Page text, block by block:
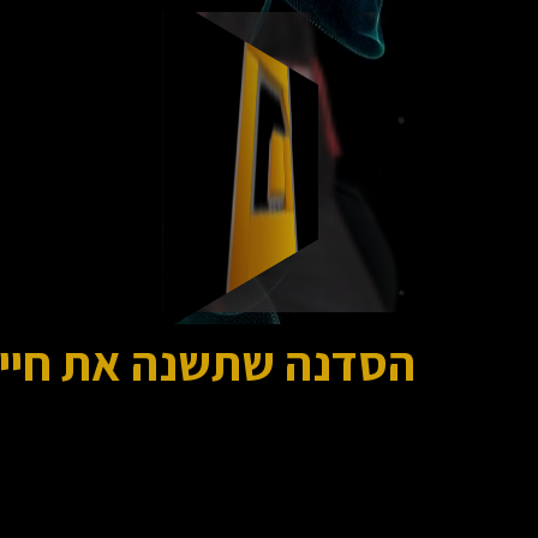
הסדנה שתשנה את